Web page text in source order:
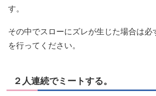
す。
その中でスローにズレが生じた場合は必
を行ってください。
２人連続でミートする。